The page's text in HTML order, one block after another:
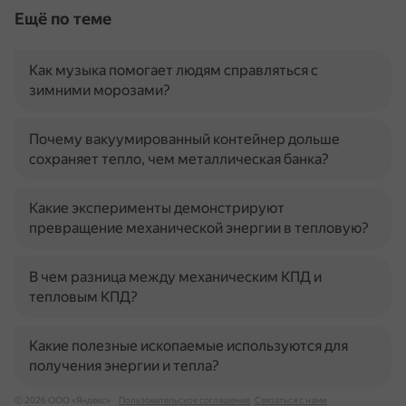
Ещё по теме
Как музыка помогает людям справляться с
зимними морозами?
Почему вакуумированный контейнер дольше
сохраняет тепло, чем металлическая банка?
Какие эксперименты демонстрируют
превращение механической энергии в тепловую?
В чем разница между механическим КПД и
тепловым КПД?
Какие полезные ископаемые используются для
получения энергии и тепла?
© 2026 ООО «Яндекс» Пользовательское соглашение Связаться с нами